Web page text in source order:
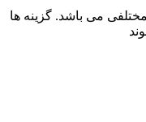
می باشد. گزینه ها